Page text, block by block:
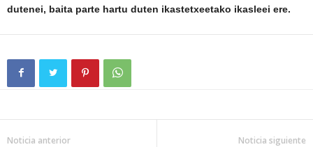
dutenei, baita parte hartu duten ikastetxeetako ikasleei ere.
Noticia anterior Noticia siguiente